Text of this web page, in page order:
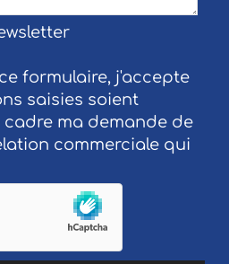
formulaire, j'accepte
saisies soient
cadre ma demande de
commerciale qui